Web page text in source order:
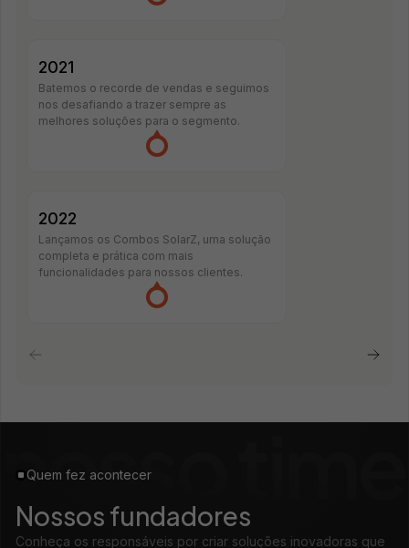
2021
Batemos o recorde de vendas e seguimos
nos desafiando a trazer sempre as
melhores soluções para o segmento.
2022
Lançamos os Combos SolarZ, uma solução
completa e prática com mais
funcionalidades para nossos clientes.
Quem fez acontecer
Nossos fundadores
Conheça os responsáveis por criar soluções inovadoras que